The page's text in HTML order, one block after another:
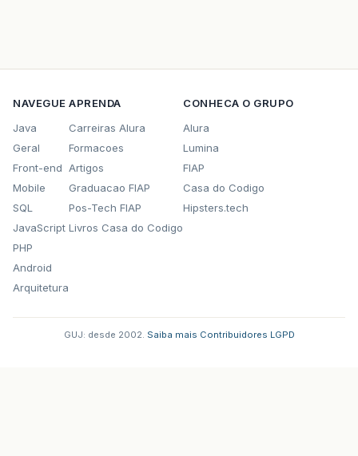
NAVEGUE
Java
Geral
Front-end
Mobile
SQL
JavaScript
PHP
Android
Arquitetura
APRENDA
Carreiras Alura
Formacoes
Artigos
Graduacao FIAP
Pos-Tech FIAP
Livros Casa do Codigo
CONHECA O GRUPO
Alura
Lumina
FIAP
Casa do Codigo
Hipsters.tech
GUJ: desde 2002. Saiba mais Contribuidores LGPD